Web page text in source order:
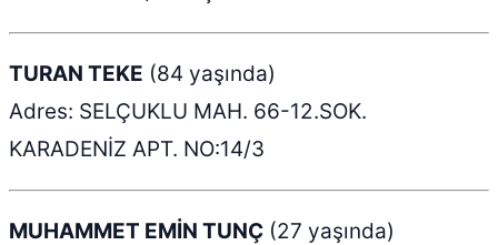
TURAN TEKE (84 yaşında)
Adres: SELÇUKLU MAH. 66-12.SOK.
KARADENİZ APT. NO:14/3
MUHAMMET EMİN TUNÇ (27 yaşında)